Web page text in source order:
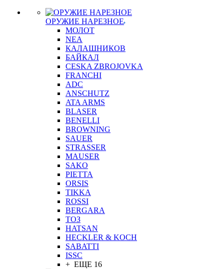
ОРУЖИЕ НАРЕЗНОЕ
МОЛОТ
NEA
КАЛАШНИКОВ
БАЙКАЛ
CESKA ZBROJOVKA
FRANCHI
ADC
ANSCHUTZ
ATA ARMS
BLASER
BENELLI
BROWNING
SAUER
STRASSER
MAUSER
SAKO
PIETTA
ORSIS
TIKKA
ROSSI
BERGARA
ТОЗ
HATSAN
HECKLER & KOCH
SABATTI
ISSC
+ ЕЩЕ 16